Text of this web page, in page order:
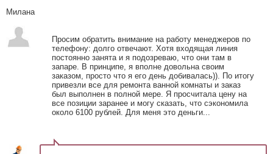
Милана
Просим обратить внимание на работу менеджеров по
телефону: долго отвечают. Хотя входящая линия
постоянно занята и я подозреваю, что они там в
запаре. В принципе, я вполне довольна своим
заказом, просто что я его день добивалась)). По итогу
привезли все для ремонта ванной комнаты и заказ
был выполнен в полной мере. Я просчитала цену на
все позиции заранее и могу сказать, что сэкономила
около 6100 рублей. Для меня это деньги...